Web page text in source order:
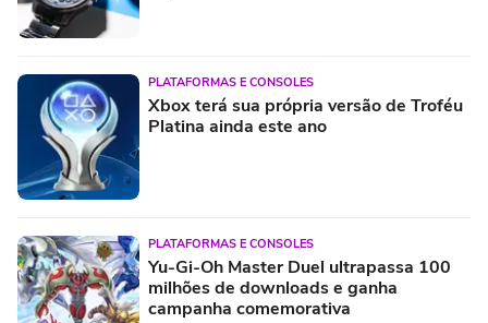
PLATAFORMAS E CONSOLES
Xbox terá sua própria versão de Troféu
Platina ainda este ano
PLATAFORMAS E CONSOLES
Yu-Gi-Oh Master Duel ultrapassa 100
milhões de downloads e ganha
campanha comemorativa